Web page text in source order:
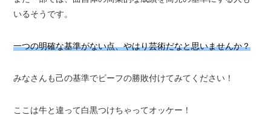
いるそうです。
一つの明確な基準がない点、やはり芸術だなと思いませんか？
みなさんも己の基準でビーフの勝敗付けてみてください！
ここは牛と違って白黒つけちゃってオッケー！